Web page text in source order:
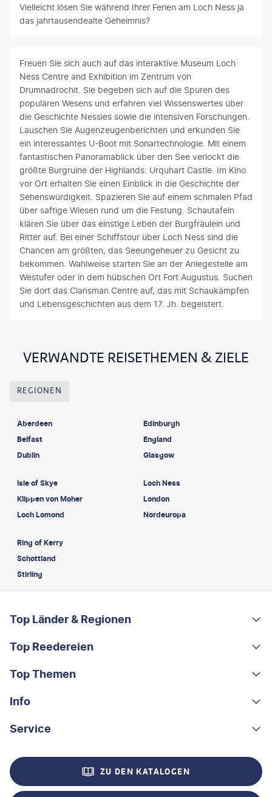
Vielleicht lösen Sie während Ihrer Ferien am Loch Ness ja
das jahrtausendealte Geheimnis?
Freuen Sie sich auch auf das interaktive Museum Loch
Ness Centre and Exhibition im Zentrum von
Drumnadrochit. Sie begeben sich auf die Spuren des
populären Wesens und erfahren viel Wissenswertes über
die Geschichte Nessies sowie die intensiven Forschungen.
Lauschen Sie Augenzeugenberichten und erkunden Sie
ein interessantes U-Boot mit Sonartechnologie. Mit einem
fantastischen Panoramablick über den See verlockt die
größte Burgruine der Highlands: Urquhart Castle. Im Kino
vor Ort erhalten Sie einen Einblick in die Geschichte der
Sehenswürdigkeit. Spazieren Sie auf einem schmalen Pfad
über saftige Wiesen rund um die Festung. Schautafeln
klären Sie über das einstige Leben der Burgfräulein und
Ritter auf. Bei einer Schiffstour über Loch Ness sind die
Chancen am größten, das Seeungeheuer zu Gesicht zu
bekommen. Wahlweise starten Sie an der Anlegestelle am
Westufer oder in dem hübschen Ort Fort Augustus. Suchen
Sie dort das Clansman Centre auf, das mit Schaukämpfen
und Lebensgeschichten aus dem 17. Jh. begeistert.
VERWANDTE REISETHEMEN & ZIELE
REGIONEN
Aberdeen
Belfast
Dublin
Edinburgh
England
Glasgow
Isle of Skye
Klippen von Moher
Loch Lomond
Loch Ness
London
Nordeuropa
Ring of Kerry
Schottland
Stirling
Footer navigation
Top Länder & Regionen
Portugal
Albanien
Griechenland
Madeira
Ostsee
Top Reedereien
AIDA
MSC Cruises
Costa Kreuzfahrten
Mein Schiff®
Top Themen
Rundreisen
Kleingruppen-Rundreisen
Flusskreuzfahrten
Info
Über uns
Nachhaltigkeit
Stellenangebote
Service
Kontakt
Hilfe & FAQ
ZU DEN KATALOGEN